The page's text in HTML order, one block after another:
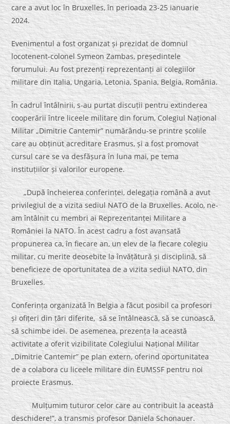
care a avut loc în Bruxelles, în perioada 23-25 ianuarie
2024.
Evenimentul a fost organizat și prezidat de domnul
locotenent-colonel Symeon Zambas, președintele
forumului. Au fost prezenți reprezentanți ai colegiilor
militare din Italia, Ungaria, Letonia, Spania, Belgia, România.
În cadrul întâlnirii, s-au purtat discuții pentru extinderea
cooperării între liceele militare din forum, Colegiul Național
Militar „Dimitrie Cantemir” numărându-se printre școlile
care au obținut acreditare Erasmus, și a fost promovat
cursul care se va desfășura în luna mai, pe tema
instituțiilor și valorilor europene.
„După încheierea conferinței, delegația română a avut
privilegiul de a vizita sediul NATO de la Bruxelles. Acolo, ne-
am întâlnit cu membri ai Reprezentanței Militare a
României la NATO. În acest cadru a fost avansată
propunerea ca, în fiecare an, un elev de la fiecare colegiu
militar, cu merite deosebite la învățătură și disciplină, să
beneficieze de oportunitatea de a vizita sediul NATO, din
Bruxelles.
Conferința organizată în Belgia a făcut posibil ca profesori
și ofițeri din țări diferite, să se întâlnească, să se cunoască,
să schimbe idei. De asemenea, prezența la această
activitate a oferit vizibilitate Colegiului Național Militar
„Dimitrie Cantemir” pe plan extern, oferind oportunitatea
de a colabora cu liceele militare din EUMSSF pentru noi
proiecte Erasmus.
Mulțumim tuturor celor care au contribuit la această
deschidere!”, a transmis profesor Daniela Schonauer.